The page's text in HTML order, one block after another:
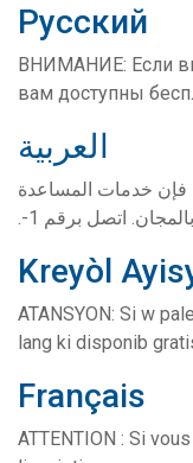
Русский
ВНИМАНИЕ: Если
вам доступны
العربية
فإن خدمات المساعدة
اتصل برقم 1-.
Kreyòl
ATANSYON: Si w
lang ki disponib
Français
ATTENTION : Si